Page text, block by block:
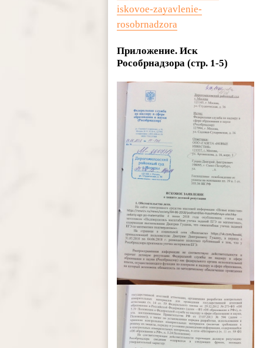
iskovoe-zayavlenie-
rosobrnadzora
Приложение. Иск
Рособрнадзора (стр. 1-5)